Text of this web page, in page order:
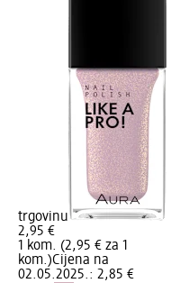
trgovinu
2,95 €
1 kom. (2,95 € za 1
kom.)Cijena na
02.05.2025.: 2,85 €